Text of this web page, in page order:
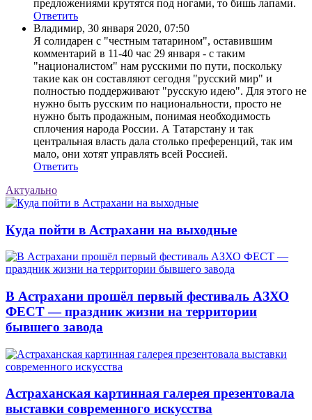
предложениями крутятся под ногами, то бишь лапами.
Ответить
Владимир, 30 января 2020, 07:50
Я солидарен с "честным татарином", оставившим
комментарий в 11-40 час 29 января - с таким
"националистом" нам русскими по пути, поскольку
такие как он составляют сегодня "русский мир" и
полностью поддерживают "русскую идею". Для этого не
нужно быть русским по национальности, просто не
нужно быть продажным, понимая необходимость
сплочения народа России. А Татарстану и так
центральная власть дала столько преференций, так им
мало, они хотят управлять всей Россией.
Ответить
Актуально
Куда пойти в Астрахани на выходные
В Астрахани прошёл первый фестиваль АЗХО
ФЕСТ — праздник жизни на территории
бывшего завода
Астраханская картинная галерея презентовала
выставки современного искусства